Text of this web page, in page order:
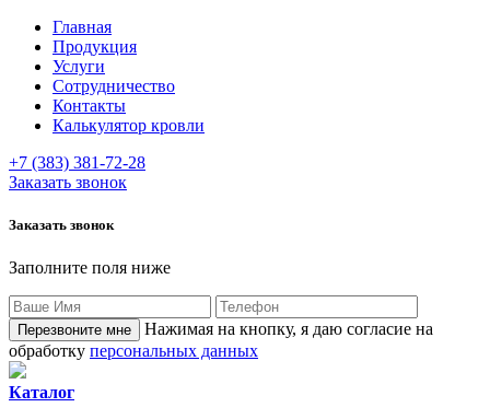
Главная
Продукция
Услуги
Сотрудничество
Контакты
Калькулятор кровли
+7 (383) 381-72-28
Заказать звонок
Заказать звонок
Заполните поля ниже
Нажимая на кнопку, я даю согласие на
обработку персональных данных
Каталог